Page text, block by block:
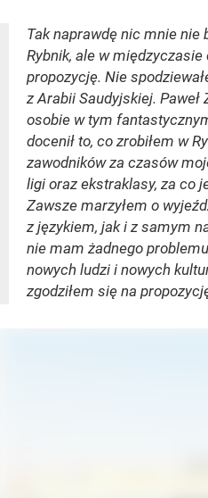
Tak naprawdę nic mnie nie
Rybnik, ale w
propozycję. Nie
z Arabii Saudyjskiej.
osobie w tym
docenił to, co zrobiłem w
zawodników za czasów
ligi oraz ekstraklasy, za co
Zawsze marzyłem o
z językiem, jak i z samym
nie mam żadnego
nowych ludzi i nowych
zgodziłem się na